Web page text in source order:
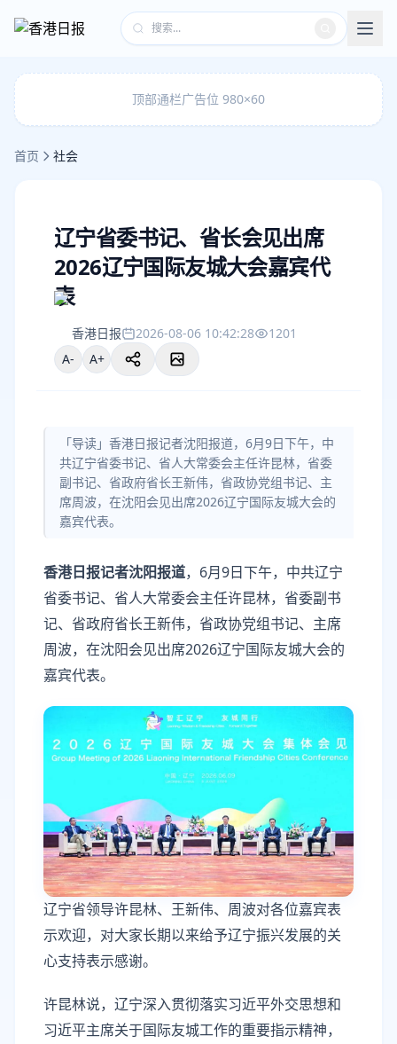
顶部通栏广告位 980×60
首页 社会
辽宁省委书记、省长会见出席
2026辽宁国际友城大会嘉宾代
表
香港日报 2026-08-06 10:42:28
1201
A-
A+
「导读」香港日报记者沈阳报道，6月9日下午，中
共辽宁省委书记、省人大常委会主任许昆林，省委
副书记、省政府省长王新伟，省政协党组书记、主
席周波，在沈阳会见出席2026辽宁国际友城大会的
嘉宾代表。
香港日报记者沈阳报道，6月9日下午，中共辽宁
省委书记、省人大常委会主任许昆林，省委副书
记、省政府省长王新伟，省政协党组书记、主席
周波，在沈阳会见出席2026辽宁国际友城大会的
嘉宾代表。
辽宁省领导许昆林、王新伟、周波对各位嘉宾表
示欢迎，对大家长期以来给予辽宁振兴发展的关
心支持表示感谢。
许昆林说，辽宁深入贯彻落实习近平外交思想和
习近平主席关于国际友城工作的重要指示精神，